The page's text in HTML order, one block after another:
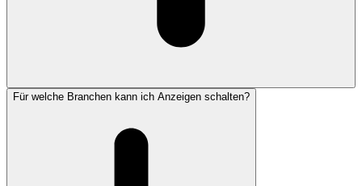
Für welche Branchen kann ich Anzeigen schalten?